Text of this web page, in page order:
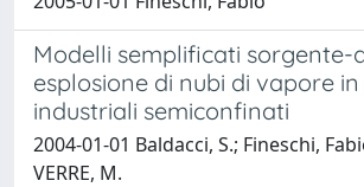
Modelli semplificati sorgente-
esplosione di nubi di vapore
industriali semiconfinati
2004-01-01 Baldacci, S.; Fineschi,
VERRE, M.